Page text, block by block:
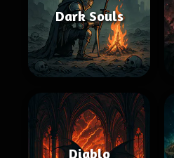
Dark Souls
Diablo